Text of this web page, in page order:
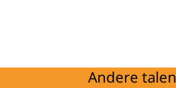
Andere talen